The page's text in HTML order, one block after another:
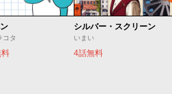
コタ
シルバー・スクリーン
いまい
4話無料